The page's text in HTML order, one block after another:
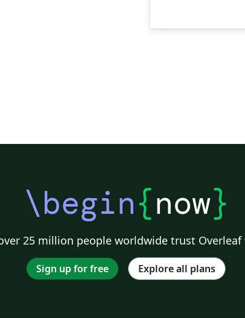
\begin{now}
25 million people worldwide trust
Sign up for free Explore all plans